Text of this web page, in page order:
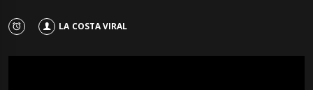
LA COSTA VIRAL